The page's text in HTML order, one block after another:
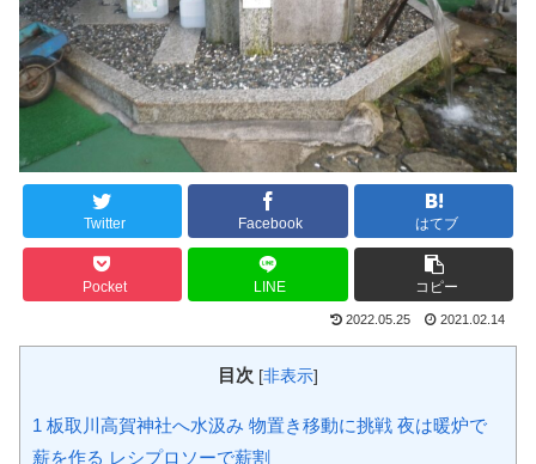
Twitter Facebook はてブ
Pocket LINE コピー
2022.05.25 2021.02.14
目次 [非表示]
1 板取川高賀神社へ水汲み 物置き移動に挑戦 夜は暖炉で
薪を作る レシプロソーで薪割